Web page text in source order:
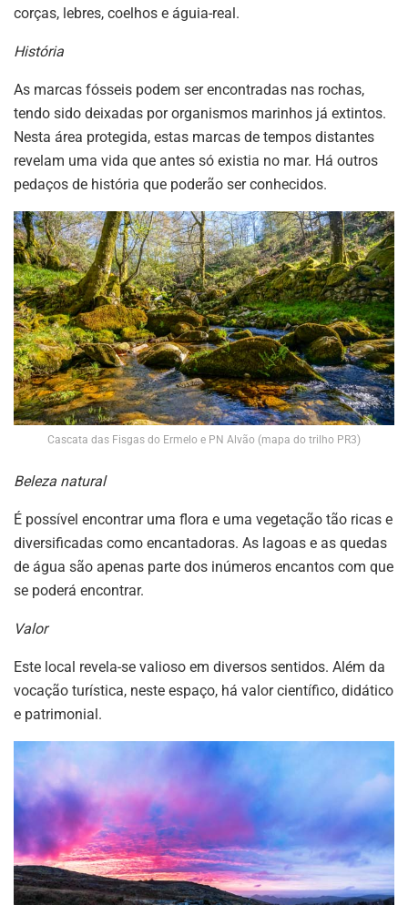
corças, lebres, coelhos e águia-real.
História
As marcas fósseis podem ser encontradas nas rochas,
tendo sido deixadas por organismos marinhos já extintos.
Nesta área protegida, estas marcas de tempos distantes
revelam uma vida que antes só existia no mar. Há outros
pedaços de história que poderão ser conhecidos.
Cascata das Fisgas do Ermelo e PN Alvão (mapa do trilho PR3)
Beleza natural
É possível encontrar uma flora e uma vegetação tão ricas e
diversificadas como encantadoras. As lagoas e as quedas
de água são apenas parte dos inúmeros encantos com que
se poderá encontrar.
Valor
Este local revela-se valioso em diversos sentidos. Além da
vocação turística, neste espaço, há valor científico, didático
e patrimonial.